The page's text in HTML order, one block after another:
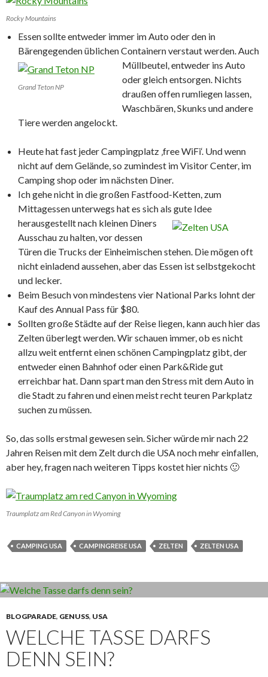
Rocky Mountains
Essen sollte entweder immer im Auto oder den in
Bärengegenden üblichen Containern verstaut werden. Auch
Grand Teton NP
Müllbeutel, entweder ins Auto
oder gleich entsorgen. Nichts
draußen offen rumliegen lassen,
Waschbären, Skunks und andere
Tiere werden angelockt.
Heute hat fast jeder Campingplatz ‚free WiFi‘. Und wenn
nicht auf dem Gelände, so zumindest im Visitor Center, im
Camping shop oder im nächsten Diner.
Ich gehe nicht in die großen Fastfood-Ketten, zum
Mittagessen unterwegs hat es sich als gute Idee
herausgestellt nach kleinen Diners
Ausschau zu halten, vor dessen
Türen die Trucks der Einheimischen stehen. Die mögen oft
nicht einladend aussehen, aber das Essen ist selbstgekocht
und lecker.
Beim Besuch von mindestens vier National Parks lohnt der
Kauf des Annual Pass für $80.
Sollten große Städte auf der Reise liegen, kann auch hier das
Zelten überlegt werden. Wir schauen immer, ob es nicht
allzu weit entfernt einen schönen Campingplatz gibt, der
entweder einen Bahnhof oder einen Park&Ride gut
erreichbar hat. Dann spart man den Stress mit dem Auto in
die Stadt zu fahren und einen meist recht teuren Parkplatz
suchen zu müssen.
So, das solls erstmal gewesen sein. Sicher würde mir nach 22
Jahren Reisen mit dem Zelt durch die USA noch mehr einfallen,
aber hey, fragen nach weiteren Tipps kostet hier nichts 🙂
Traumplatz am Red Canyon in Wyoming
CAMPING USA CAMPINGREISE USA ZELTEN ZELTEN USA
BLOGPARADE, GENUSS, USA
WELCHE TASSE DARFS
DENN SEIN?